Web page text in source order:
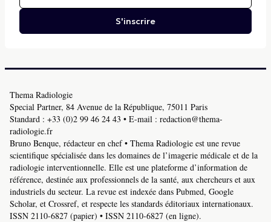
S'inscrire
Thema Radiologie
Special Partner, 84 Avenue de la République, 75011 Paris
Standard : +33 (0)2 99 46 24 43 • E-mail : redaction@thema-
radiologie.fr
Bruno Benque, rédacteur en chef • Thema Radiologie est une revue
scientifique spécialisée dans les domaines de l’imagerie médicale et de la
radiologie interventionnelle. Elle est une plateforme d’information de
référence, destinée aux professionnels de la santé, aux chercheurs et aux
industriels du secteur. La revue est indexée dans Pubmed, Google
Scholar, et Crossref, et respecte les standards éditoriaux internationaux.
ISSN 2110-6827 (papier) • ISSN 2110-6827 (en ligne).